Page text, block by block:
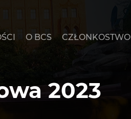
O BCS CZŁONKOSTWO
2023